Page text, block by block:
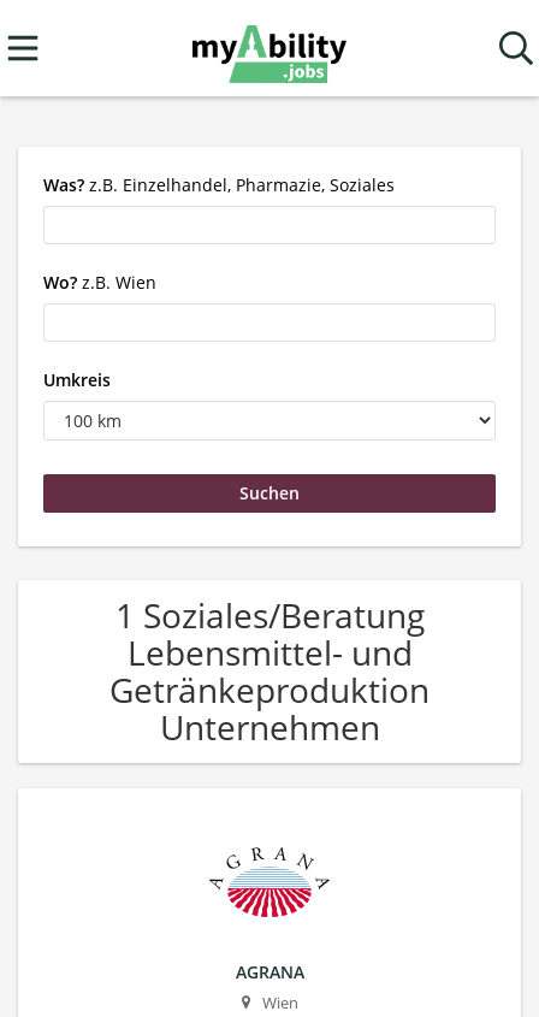
Was? z.B. Einzelhandel, Pharmazie, Soziales
Wo? z.B. Wien
Umkreis
1 Soziales/Beratung
Lebensmittel- und
Getränkeproduktion
Unternehmen
AGRANA
Wien